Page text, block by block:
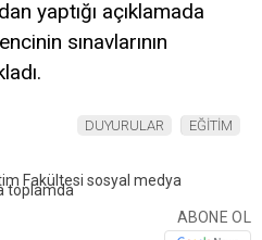
yaptığı açıklamada
sınavlarının
DUYURULAR EĞİTİM
ABONE OL